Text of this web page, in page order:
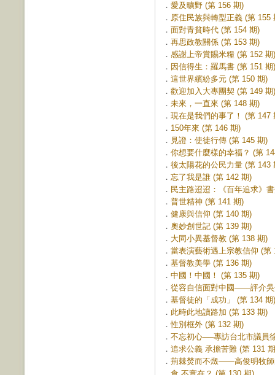
． 愛及曠野 (第 156 期)
． 原住民族與轉型正義 (第 155
． 面對青貧時代 (第 154 期)
． 再思政教關係 (第 153 期)
． 感謝上帝賞賜米糧 (第 152 期)
． 因信得生：羅馬書 (第 151 期)
． 這世界繽紛多元 (第 150 期)
． 歡迎加入大專團契 (第 149 期)
． 未來，一直來 (第 148 期)
． 現在是我們的事了！ (第 147
． 150年來 (第 146 期)
． 見證：使徒行傳 (第 145 期)
． 你想要什麼樣的幸福？ (第
． 後太陽花的公民力量 (第 143
． 忘了我是誰 (第 142 期)
． 民主路迢迢：《百年追求》
． 普世精神 (第 141 期)
． 健康與信仰 (第 140 期)
． 奧妙創世記 (第 139 期)
． 大同小異基督教 (第 138 期)
． 當表演藝術遇上宗教信仰 (第
． 基督教美學 (第 136 期)
． 中國！中國！ (第 135 期)
． 從容自信面對中國——評介吳
． 基督徒的「成功」 (第 134 期)
． 此時此地讀路加 (第 133 期)
．性別框外 (第 132 期)
． 不忘初心──專訪台北市議員
． 追求公義 承擔苦難 (第 131
． 荊棘焚而不燬——高俊明牧師